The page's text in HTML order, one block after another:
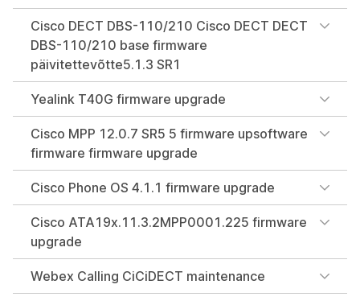
Cisco DECT DBS-110/210 Cisco DECT DECT
DBS-110/210 base firmware
päivitettevõtte5.1.3 SR1
Yealink T40G firmware upgrade
Cisco MPP 12.0.7 SR5 5 firmware upsoftware
firmware firmware upgrade
Cisco Phone OS 4.1.1 firmware upgrade
Cisco ATA19x.11.3.2MPP0001.225 firmware
upgrade
Webex Calling CiCiDECT maintenance